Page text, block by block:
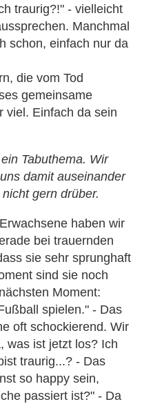
traurig?!" - vielleicht
Manchmal
schon, einfach nur da
die vom Tod
gemeinsame
viel. Einfach da sein
Tabuthema. Wir
damit auseinander
gern drüber.
haben wir
bei trauernden
sie sehr sprunghaft
sind sie noch
Moment:
spielen." - Das
oft schockierend. Wir
was ist jetzt los? Ich
traurig...? - Das
so happy sein,
passiert ist?" - Da